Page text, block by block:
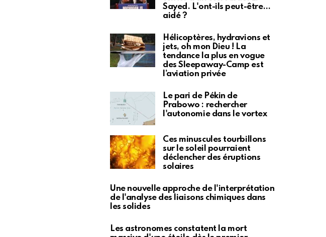
Sayed. L'ont-ils peut-être…
aidé ?
Hélicoptères, hydravions et
jets, oh mon Dieu ! La
tendance la plus en vogue
des Sleepaway-Camp est
l’aviation privée
Le pari de Pékin de
Prabowo : rechercher
l'autonomie dans le vortex
Ces minuscules tourbillons
sur le soleil pourraient
déclencher des éruptions
solaires
Une nouvelle approche de l'interprétation
de l'analyse des liaisons chimiques dans
les solides
Les astronomes constatent la mort